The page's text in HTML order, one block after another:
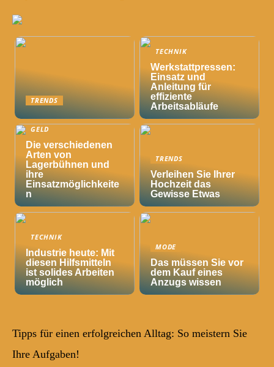
TRENDS
TECHNIK
Werkstattpressen:
Einsatz und
Anleitung für
effiziente
Arbeitsabläufe
GELD
Die verschiedenen
Arten von
Lagerbühnen und
ihre
Einsatzmöglichkeite
n
TRENDS
Verleihen Sie Ihrer
Hochzeit das
Gewisse Etwas
TECHNIK
Industrie heute: Mit
diesen Hilfsmitteln
ist solides Arbeiten
möglich
MODE
Das müssen Sie vor
dem Kauf eines
Anzugs wissen
Tipps für einen erfolgreichen Alltag: So meistern Sie
Ihre Aufgaben!